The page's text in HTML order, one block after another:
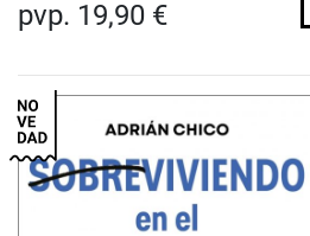
pvp. 19,90 €